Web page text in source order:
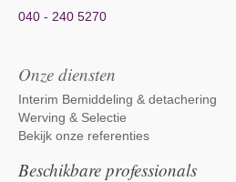
040 - 240 5270
Onze diensten
Interim Bemiddeling & detachering
Werving & Selectie
Bekijk onze referenties
Beschikbare professionals